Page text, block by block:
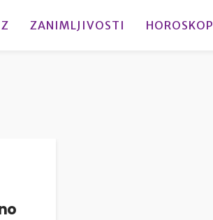
ZANIMLJIVOSTI HOROSKOP